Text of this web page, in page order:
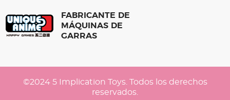
FABRICANTE DE
MÁQUINAS DE
GARRAS
©2024 5 Implication Toys. Todos los derechos
reservados.